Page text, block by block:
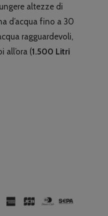
altezze di
d’acqua fino a 30
ragguardevoli,
(1.500 Litri